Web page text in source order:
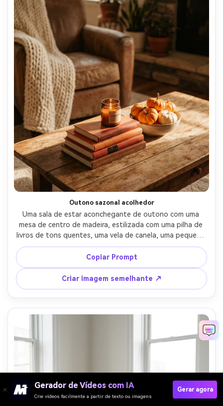
Outono sazonal acolhedor
Uma sala de estar aconchegante de outono com uma
mesa de centro de madeira, estilizada com uma pilha de
livros de tons quentes, uma vela de canela, uma pequena
tigela de mini abóboras e um lance de malha parcialmente
visível, luz dourada da tarde, classificação de cores
laranja-marrom quente, disparada em Canon R5, 50mm,
f/2, profundidade de campo rasa, cena interior de estilo
de vida fotorealista-AR 4:5
Copiar Prompt
Criar imagem semelhante ↗
Gerador de Vídeos com IA
Crie vídeos facilmente a partir de texto ou imagens
Gerar agora